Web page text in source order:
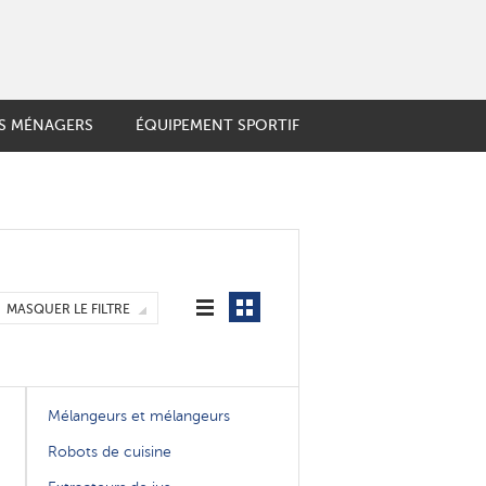
de cuisine
MÉNAGERS ÉQUIPEMENT SPORTIF
MASQUER LE FILTRE
Mélangeurs et mélangeurs
Robots de cuisine